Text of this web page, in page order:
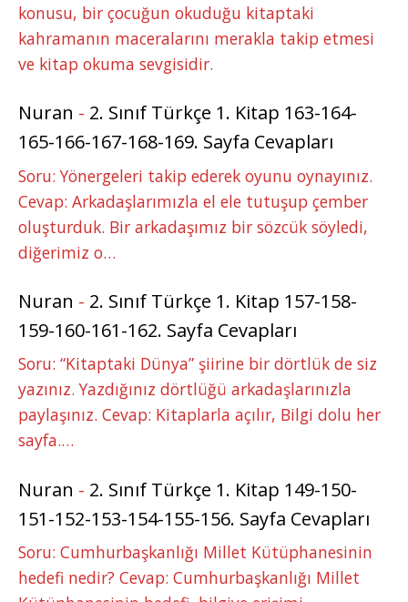
konusu, bir çocuğun okuduğu kitaptaki
kahramanın maceralarını merakla takip etmesi
ve kitap okuma sevgisidir.
Nuran - 2. Sınıf Türkçe 1. Kitap 163-164-
165-166-167-168-169. Sayfa Cevapları
Soru: Yönergeleri takip ederek oyunu oynayınız.
Cevap: Arkadaşlarımızla el ele tutuşup çember
oluşturduk. Bir arkadaşımız bir sözcük söyledi,
diğerimiz o…
Nuran - 2. Sınıf Türkçe 1. Kitap 157-158-
159-160-161-162. Sayfa Cevapları
Soru: “Kitaptaki Dünya” şiirine bir dörtlük de siz
yazınız. Yazdığınız dörtlüğü arkadaşlarınızla
paylaşınız. Cevap: Kitaplarla açılır, Bilgi dolu her
sayfa.…
Nuran - 2. Sınıf Türkçe 1. Kitap 149-150-
151-152-153-154-155-156. Sayfa Cevapları
Soru: Cumhurbaşkanlığı Millet Kütüphanesinin
hedefi nedir? Cevap: Cumhurbaşkanlığı Millet